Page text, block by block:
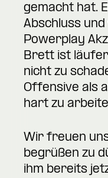
gemacht hat.
Abschluss
Powerplay
Brett ist
nicht zu
Offensive als
hart zu
Wir freuen
begrüßen zu
ihm bereits